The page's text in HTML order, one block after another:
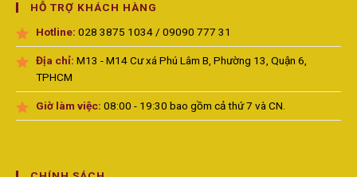
HỖ TRỢ KHÁCH HÀNG
Hotline: 028 3875 1034 / 09090 777 31
Địa chỉ: M13 - M14 Cư xá Phú Lâm B, Phường 13, Quận 6,
TPHCM
Giờ làm việc: 08:00 - 19:30 bao gồm cả thứ 7 và CN.